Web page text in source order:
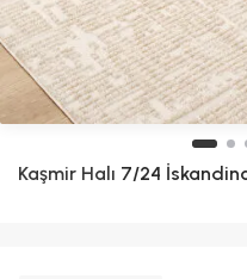
Kaşmir Halı 7/24